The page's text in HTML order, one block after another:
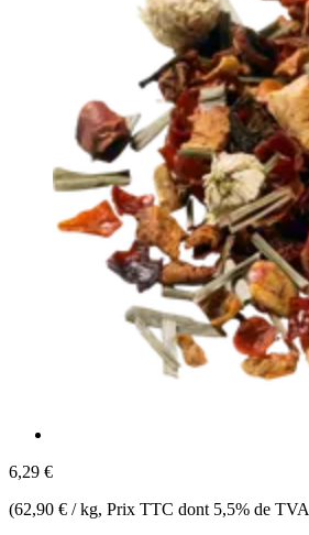
6,29 €
(62,90 € / kg, Prix TTC dont 5,5% de TVA